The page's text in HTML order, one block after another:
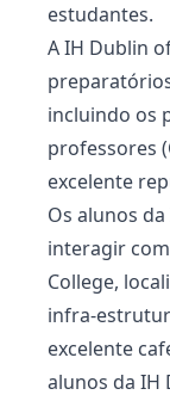
estudantes.
A IH Dublin
incluindo os
professores
excelente
Os alunos
interagir
College,
infra-
excelente
alunos da IH